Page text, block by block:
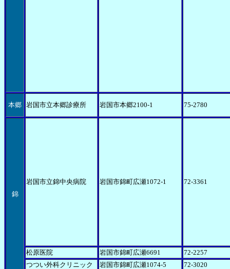
本郷 岩国市立本郷診療所 岩国市本郷2100-1 75-2780
錦
岩国市立錦中央病院 岩国市錦町広瀬1072-1 72-3361
松原医院 岩国市錦町広瀬6691
72-2257
つつい外科クリニック
岩国市錦町広瀬1074-5 72-3020